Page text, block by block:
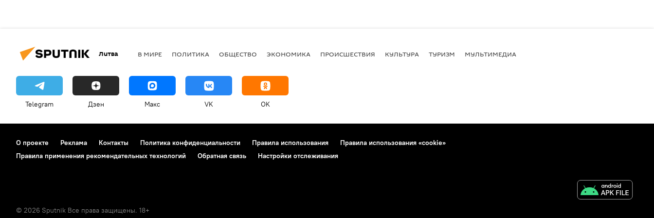
Литва В МИРЕ ПОЛИТИКА ОБЩЕСТВО ЭКОНОМИКА ПРОИСШЕСТВИЯ КУЛЬТУРА ТУРИЗМ МУЛЬТИМЕДИА
Telegram Дзен Макс VK OK
О проекте Реклама Контакты Политика конфиденциальности Правила использования
Правила использования «cookie»
Правила применения рекомендательных технологий
Обратная связь Настройки отслеживания
© 2026 Sputnik Все права защищены. 18+